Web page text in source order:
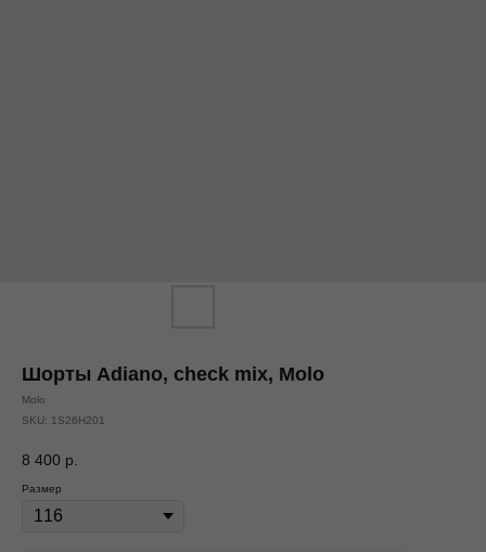
Шорты Adiano, check mix, Molo
Molo
SKU: 1S26H201
8 400 р.
Размер